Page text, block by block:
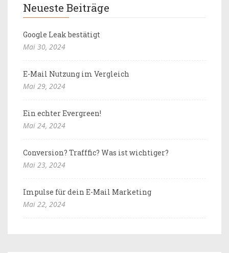
Neueste Beiträge
Google Leak bestätigt
Mai 30, 2024
E-Mail Nutzung im Vergleich
Mai 29, 2024
Ein echter Evergreen!
Mai 24, 2024
Conversion? Trafffic? Was ist wichtiger?
Mai 23, 2024
Impulse für dein E-Mail Marketing
Mai 22, 2024